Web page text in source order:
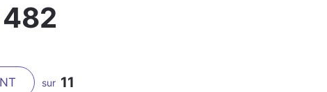
482
sur 11